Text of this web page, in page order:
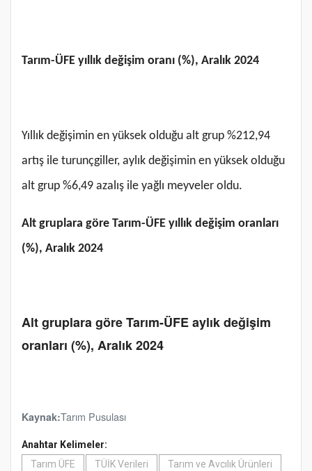
Tarım-ÜFE yıllık değişim oranı (%), Aralık 2024
Yıllık değişimin en yüksek olduğu alt grup %212,94
artış ile turunçgiller, aylık değişimin en yüksek olduğu
alt grup %6,49 azalış ile yağlı meyveler oldu.
Alt gruplara göre Tarım-ÜFE yıllık değişim oranları
(%), Aralık 2024
Alt gruplara göre Tarım-ÜFE aylık değişim
oranları (%), Aralık 2024
Kaynak:Tarım Pusulası
Anahtar Kelimeler:
Tarım ÜFE
TÜİK Verileri Tarım ve Avcılık Ürünleri